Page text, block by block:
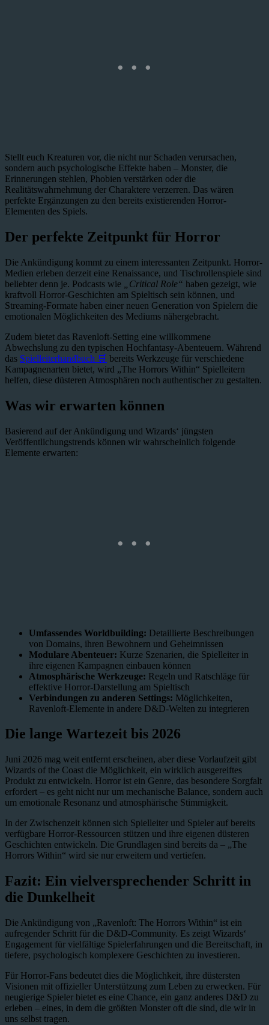
Stellt euch Kreaturen vor, die nicht nur Schaden verursachen,
sondern auch psychologische Effekte haben – Monster, die
Erinnerungen stehlen, Phobien verstärken oder die
Realitätswahrnehmung der Charaktere verzerren. Das wären
perfekte Ergänzungen zu den bereits existierenden Horror-
Elementen des Spiels.
Der perfekte Zeitpunkt für Horror
Die Ankündigung kommt zu einem interessanten Zeitpunkt. Horror-
Medien erleben derzeit eine Renaissance, und Tischrollenspiele sind
beliebter denn je. Podcasts wie
„Critical Role“ haben gezeigt, wie
kraftvoll Horror-Geschichten am Spieltisch sein können, und
Streaming-Formate haben einer neuen Generation von Spielern die
emotionalen Möglichkeiten des Mediums nähergebracht.
Zudem bietet das Ravenloft-Setting eine willkommene
Abwechslung zu den typischen Hochfantasy-Abenteuern. Während
das Spielleiterhandbuch 🛒 bereits Werkzeuge für verschiedene
Kampagnenarten bietet, wird „The Horrors Within“ Spielleitern
helfen, diese düsteren Atmosphären noch authentischer zu gestalten.
Was wir erwarten können
Basierend auf der Ankündigung und Wizards‘ jüngsten
Veröffentlichungstrends können wir wahrscheinlich folgende
Elemente erwarten:
Umfassendes Worldbuilding: Detaillierte Beschreibungen
von Domains, ihren Bewohnern und Geheimnissen
Modulare Abenteuer: Kurze Szenarien, die Spielleiter in
ihre eigenen Kampagnen einbauen können
Atmosphärische Werkzeuge: Regeln und Ratschläge für
effektive Horror-Darstellung am Spieltisch
Verbindungen zu anderen Settings: Möglichkeiten,
Ravenloft-Elemente in andere D&D-Welten zu integrieren
Die lange Wartezeit bis 2026
Juni 2026 mag weit entfernt erscheinen, aber diese Vorlaufzeit gibt
Wizards of the Coast die Möglichkeit, ein wirklich ausgereiftes
Produkt zu entwickeln. Horror ist ein Genre, das besondere Sorgfalt
erfordert – es geht nicht nur um mechanische Balance, sondern auch
um emotionale Resonanz und atmosphärische Stimmigkeit.
In der Zwischenzeit können sich Spielleiter und Spieler auf bereits
verfügbare Horror-Ressourcen stützen und ihre eigenen düsteren
Geschichten entwickeln. Die Grundlagen sind bereits da – „The
Horrors Within“ wird sie nur erweitern und vertiefen.
Fazit: Ein vielversprechender Schritt in
die Dunkelheit
Die Ankündigung von „Ravenloft: The Horrors Within“ ist ein
aufregender Schritt für die D&D-Community. Es zeigt Wizards‘
Engagement für vielfältige Spielerfahrungen und die Bereitschaft, in
tiefere, psychologisch komplexere Geschichten zu investieren.
Für Horror-Fans bedeutet dies die Möglichkeit, ihre düstersten
Visionen mit offizieller Unterstützung zum Leben zu erwecken. Für
neugierige Spieler bietet es eine Chance, ein ganz anderes D&D zu
erleben – eines, in dem die größten Monster oft die sind, die wir in
uns selbst tragen.